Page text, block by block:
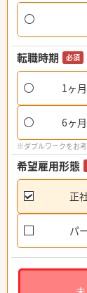
転職時期 必須
1ヶ
6ヶ
※ダブルワークをお
希望雇用形態
正
パ